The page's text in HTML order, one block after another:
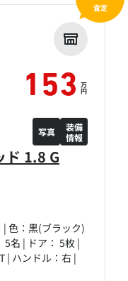
ド 1.8 G
色：黒(ブラック)
名 | ドア： 5枚 |
| ハンドル：右 |
153 万
円
写真
装備
情報
査定